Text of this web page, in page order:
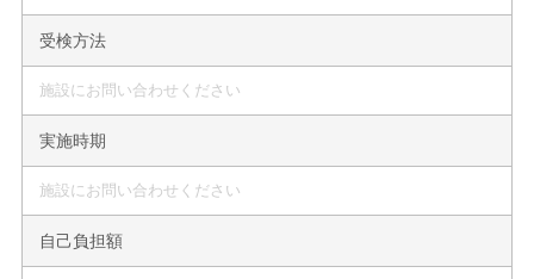
受検方法
施設にお問い合わせください
実施時期
施設にお問い合わせください
自己負担額